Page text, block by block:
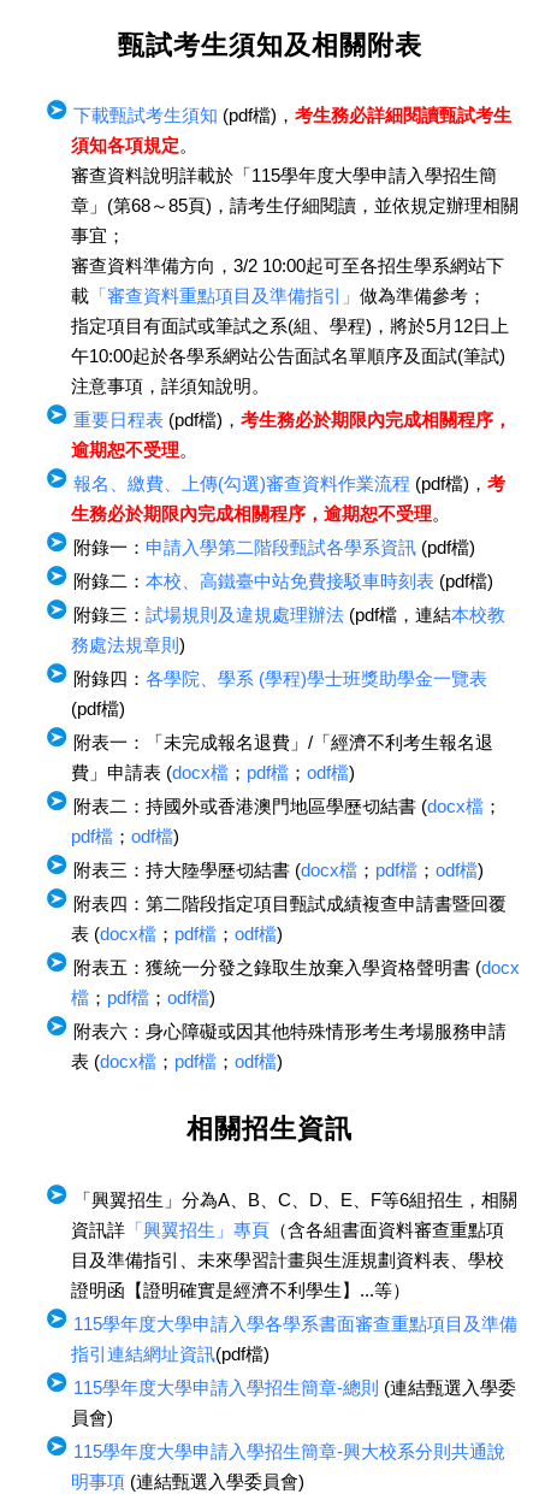
甄試考生須知及相關附表
下載甄試考生須知 (pdf檔)， 考生務必詳細閱讀甄試考生
須知各項規定。
審查資料說明詳載於「115學年度大學申請入學招生簡
章」(第68～85頁)，請考生仔細閱讀，並依規定辦理相關
事宜；
審查資料準備方向，3/2 10:00起可至各招生學系網站下
載「審查資料重點項目及準備指引」 做為準備參考；
指定項目有面試或筆試之系(組、學程)，將於5月12日上
午10:00起於各學系網站公告面試名單順序及面試(筆試)
注意事項，詳須知說明。
重要日程表(pdf檔)， 考生務必於期限內完成相關程序，
逾期恕不受理。
報名、繳費、上傳(勾選)審查資料作業流程 (pdf檔)， 考
生務必於期限內完成相關程序，逾期恕不受理。
附錄一： 申請入學第二階段甄試各學系資訊(pdf檔)
附錄二： 本校、高鐵臺中站免費接駁車時刻表(pdf檔)
附錄三： 試場規則及違規處理辦法(pdf檔，連結本校教
務處法規章則 )
附錄四： 各學院、學系 (學程)學士班獎助學金一覽表
(pdf檔)
附表一：「未完成報名退費」/「經濟不利考生報名退
費」申請表 (docx檔； pdf檔； odf檔)
附表二：持國外或香港澳門地區學歷切結書 (docx檔；
pdf檔； odf檔)
附表三：持大陸學歷切結書 (docx檔； pdf檔； odf檔)
附表四：第二階段指定項目甄試成績複查申請書暨回覆
表 (docx檔； pdf檔； odf檔)
附表五：獲統一分發之錄取生放棄入學資格聲明書 (docx
檔； pdf檔； odf檔)
附表六：身心障礙或因其他特殊情形考生考場服務申請
表 (docx檔； pdf檔； odf檔)
相關招生資訊
「興翼招生」分為A、B、C、D、E、F等6組招生，相關
資訊詳「興翼招生」專頁（含各組書面資料審查重點項
目及準備指引、未來學習計畫與生涯規劃資料表、學校
證明函【證明確實是經濟不利學生】...等）
115學年度大學申請入學各學系書面審查重點項目及準備
指引連結網址資訊(pdf檔)
115學年度大學申請入學招生簡章-總則 (連結甄選入學委
員會)
115學年度大學申請入學招生簡章-興大校系分則共通說
明事項(連結甄選入學委員會)